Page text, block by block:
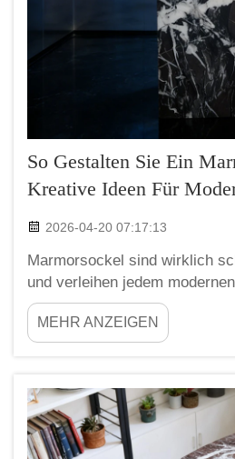
So Gestalten Sie Ein
Kreative Ideen Für
2026-04-20 07:17:13
Marmorsockel sind wirklich
und verleihen jedem
gewisse Eleganz. Sie haben
Verwendungsmöglichkeiten,
hervorragend für die
Lieblingsgegenstände wie
setzen...
MEHR ANZEIGEN